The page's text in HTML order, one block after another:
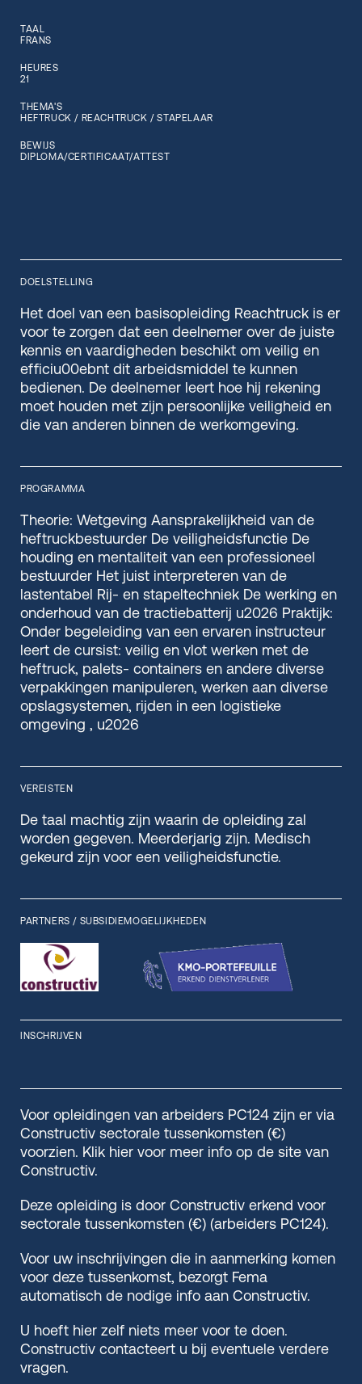
TAAL
FRANS
HEURES
21
THEMA'S
HEFTRUCK / REACHTRUCK / STAPELAAR
BEWIJS
DIPLOMA/CERTIFICAAT/ATTEST
DOELSTELLING
Het doel van een basisopleiding Reachtruck is er
voor te zorgen dat een deelnemer over de juiste
kennis en vaardigheden beschikt om veilig en
efficiu00ebnt dit arbeidsmiddel te kunnen
bedienen. De deelnemer leert hoe hij rekening
moet houden met zijn persoonlijke veiligheid en
die van anderen binnen de werkomgeving.
PROGRAMMA
Theorie: Wetgeving Aansprakelijkheid van de
heftruckbestuurder De veiligheidsfunctie De
houding en mentaliteit van een professioneel
bestuurder Het juist interpreteren van de
lastentabel Rij- en stapeltechniek De werking en
onderhoud van de tractiebatterij u2026 Praktijk:
Onder begeleiding van een ervaren instructeur
leert de cursist: veilig en vlot werken met de
heftruck, palets- containers en andere diverse
verpakkingen manipuleren, werken aan diverse
opslagsystemen, rijden in een logistieke
omgeving , u2026
VEREISTEN
De taal machtig zijn waarin de opleiding zal
worden gegeven. Meerderjarig zijn. Medisch
gekeurd zijn voor een veiligheidsfunctie.
PARTNERS / SUBSIDIEMOGELIJKHEDEN
INSCHRIJVEN
Voor opleidingen van arbeiders PC124 zijn er via
Constructiv sectorale tussenkomsten (€)
voorzien. Klik hier voor meer info op de site van
Constructiv.
Deze opleiding is door Constructiv erkend voor
sectorale tussenkomsten (€) (arbeiders PC124).
Voor uw inschrijvingen die in aanmerking komen
voor deze tussenkomst, bezorgt Fema
automatisch de nodige info aan Constructiv.
U hoeft hier zelf niets meer voor te doen.
Constructiv contacteert u bij eventuele verdere
vragen.